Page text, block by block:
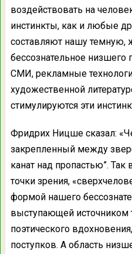
воздействовать на
инстинкты, как и любые
составляют нашу темную,
бессознательное низшего
СМИ, рекламные
художественной
стимулируются эти
Фридрих Ницше сказал:
закрепленный между
канат над пропастью”. Так
точки зрения,
формой нашего
выступающей источником
поэтического
поступков. А область